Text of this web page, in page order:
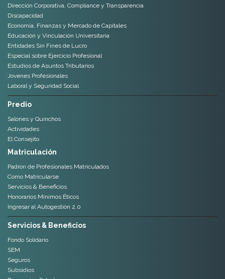
Dirección Corporativa, Compliance y Transparencia
Discapacidad
Economía, Finanzas y Mercado de Capitales
Educación y Vinculación Universitaria
Entidades Sin Fines de Lucro
Especial sobre Ejercicio Profesional
Estudios de Asuntos Tributarios
Jovenes Profesionales
Laboral y Seguridad Social
Predio
Salones y Quinchos
Actividades
El Consejito
Matriculación
Padron de Profesionales Matriculados
Como Matricularse
Servicios & Beneficios
Honorarios Mínimos Éticos
Ingresar al Autogestión 2.0
Servicios & Beneficios
Fondo Solidario
SEM
Seguros
Subsidios